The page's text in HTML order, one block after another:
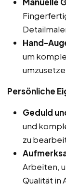
Hand-
um
Persönliche
Geduld
und
zu
Arbeiten,
Qualität in